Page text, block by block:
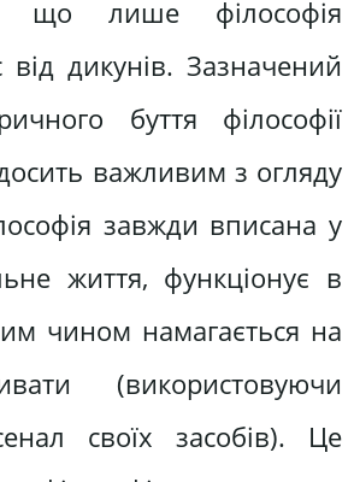
що лише філософія
від дикунів. Зазначений
буття філософії
важливим з огляду
завжди вписана у
життя, функціонує в
чином намагається на
(використовуючи
своїх засобів). Це